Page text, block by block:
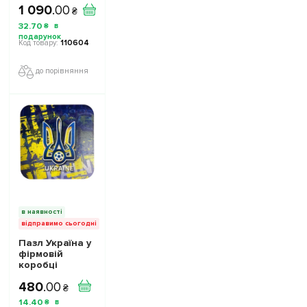
ігрова/
повсякденна
17267903
колiр: жовтий
1 090.00 ₴
32.70 ₴
110604
до порівняння
в наявності
відправимо сьогодні
Пазл Україна у
фірмовій
коробці
480.00 ₴
14.40 ₴